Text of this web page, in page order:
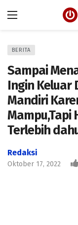
BERITA
Sampai
Ingin Keluar
Mandiri
Mampu,Tapi
Terlebih
Redaksi
Oktober 17, 2022